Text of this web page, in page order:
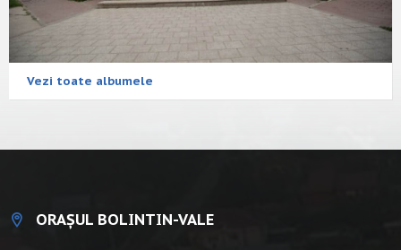
Vezi toate albumele
ORAȘUL BOLINTIN-VALE